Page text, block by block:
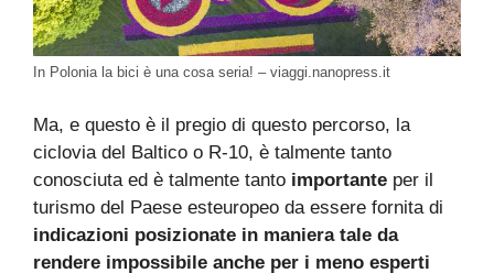
In Polonia la bici è una cosa seria! – viaggi.nanopress.it
Ma, e questo è il pregio di questo percorso, la
ciclovia del Baltico o R-10, è talmente tanto
conosciuta ed è talmente tanto importante per il
turismo del Paese esteuropeo da essere fornita di
indicazioni posizionate in maniera tale da
rendere impossibile anche per i meno esperti